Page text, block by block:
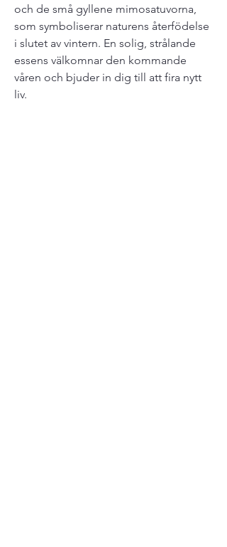
och de små gyllene mimosatuvorna,
som symboliserar naturens återfödelse
i slutet av vintern. En solig, strålande
essens välkomnar den kommande
våren och bjuder in dig till att fira nytt
liv.